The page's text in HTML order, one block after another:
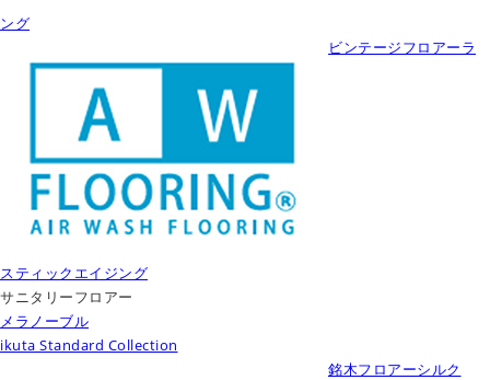
ング
ビンテージフロアーラ
スティックエイジング
サニタリーフロアー
メラノーブル
ikuta Standard Collection
銘木フロアーシルク